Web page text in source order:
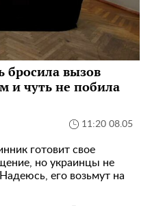
бросила вызов
и чуть не побила
11:20 08.05
готовит свое
но украинцы не
его возьмут на